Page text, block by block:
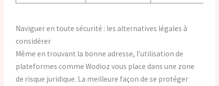
Naviguer en toute sécurité : les alternatives légales à
considérer
Même en trouvant la bonne adresse, l’utilisation de
plateformes comme Wodioz vous place dans une zone
de risque juridique. La meilleure façon de se protéger